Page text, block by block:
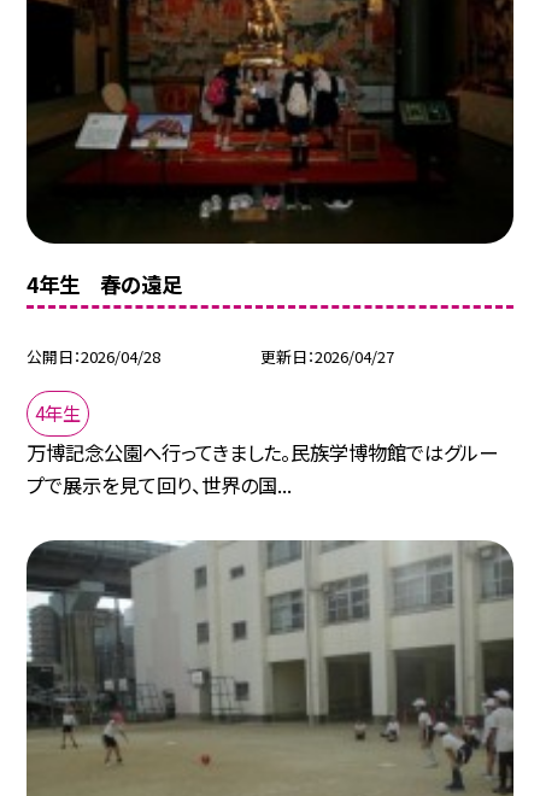
4年生 春の遠足
公開日 2026/04/28 更新日 2026/04/27
4年生
万博記念公園へ行ってきました。民族学博物館ではグルー
プで展示を見て回り、世界の国...